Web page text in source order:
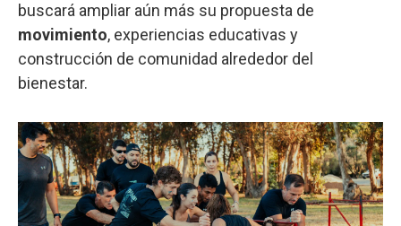
buscará ampliar aún más su propuesta de
movimiento, experiencias educativas y
construcción de comunidad alrededor del
bienestar.